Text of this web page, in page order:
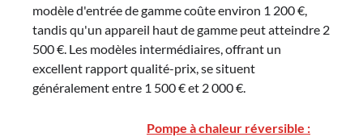
modèle d'entrée de gamme coûte environ 1 200 €,
tandis qu'un appareil haut de gamme peut atteindre 2
500 €. Les modèles intermédiaires, offrant un
excellent rapport qualité-prix, se situent
généralement entre 1 500 € et 2 000 €.
Pompe à chaleur réversible :